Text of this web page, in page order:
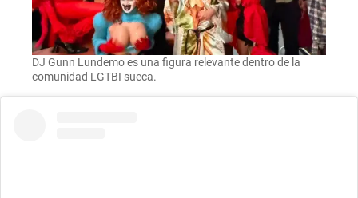
DJ Gunn Lundemo es una figura relevante dentro de la
comunidad LGTBI sueca.